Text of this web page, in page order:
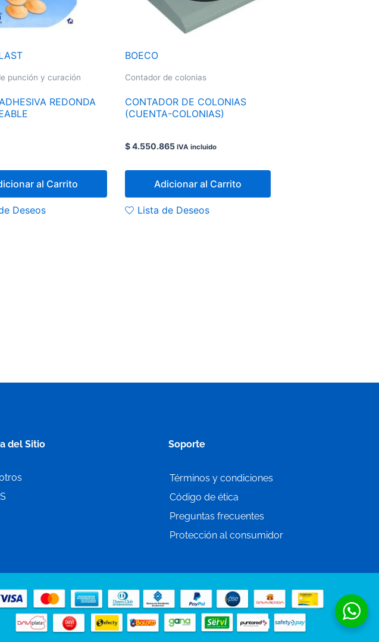
punción y curación
REDONDA
al Carrito
Deseos
BOECO
Contador de colonias
CONTADOR DE COLONIAS
(CUENTA-COLONIAS)
$4.550.865 IVA incluido
Adicionar al Carrito
Lista de Deseos
del Sitio Soporte
Términos y condiciones
Código de ética
Preguntas frecuentes
Protección al consumidor